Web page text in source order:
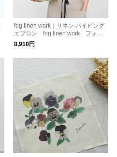
fog linen work｜リネン パイピング
エプロン fog linen work フォグ
リネンワーク
8,910円